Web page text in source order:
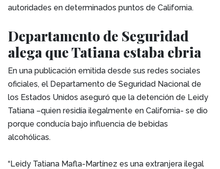
autoridades en determinados puntos de California.
Departamento de Seguridad
alega que Tatiana estaba ebria
En una publicación emitida desde sus redes sociales
oficiales, el Departamento de Seguridad Nacional de
los Estados Unidos aseguró que la detención de Leidy
Tatiana –quien residía ilegalmente en California- se dio
porque conducía bajo influencia de bebidas
alcohólicas.
“Leidy Tatiana Mafla-Martínez es una extranjera ilegal